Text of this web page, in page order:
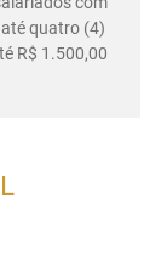
quatro (4)
R$ 1.500,00